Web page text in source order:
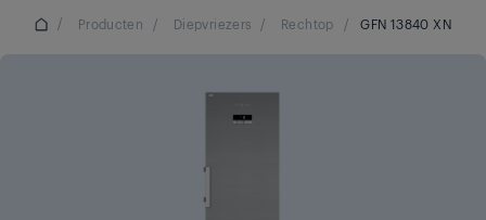
/ Producten / Diepvriezers / Rechtop / GFN 13840 XN